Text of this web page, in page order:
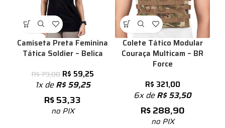
Camiseta Preta Feminina
Tática Soldier – Belica
R$79,00 R$ 59,25
1x deR$59,25
R$53,33
no PIX
Colete Tático Modular
Couraça Multicam – BR
Force
R$ 321,00
6x deR$53,50
R$288,90
no PIX